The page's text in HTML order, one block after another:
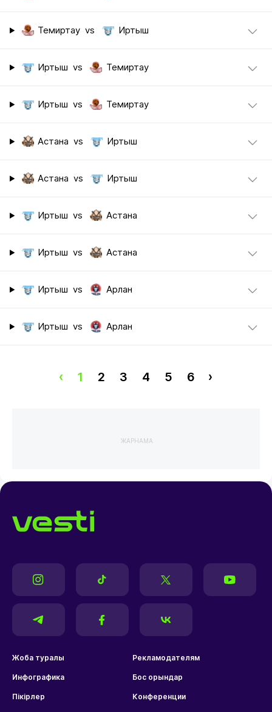
Темиртау vs Иртыш
Иртыш vs Темиртау
Иртыш vs Темиртау
Астана vs Иртыш
Астана vs Иртыш
Иртыш vs Астана
Иртыш vs Астана
Иртыш vs Арлан
Иртыш vs Арлан
‹ 1 2 3 4 5 6 ›
ЖАРНАМА
Жоба туралы Рекламодателям
Инфографика Бос орындар
Пікірлер Конференции